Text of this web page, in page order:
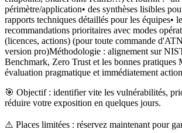
périmètre/application• des synthèses lisibles
rapports techniques détaillés pour les équipes•
recommandations prioritaires avec modes
(licences, actions) (pour toute commande
version pro)Méthodologie : alignement sur
Benchmark, Zero Trust et les bonnes pratiques
évaluation pragmatique et immédiatement
🎯 Objectif : identifier vite les vulnérabilités,
réduire votre exposition en quelques jours.
⚠️ Places limitées : réservez maintenant pour